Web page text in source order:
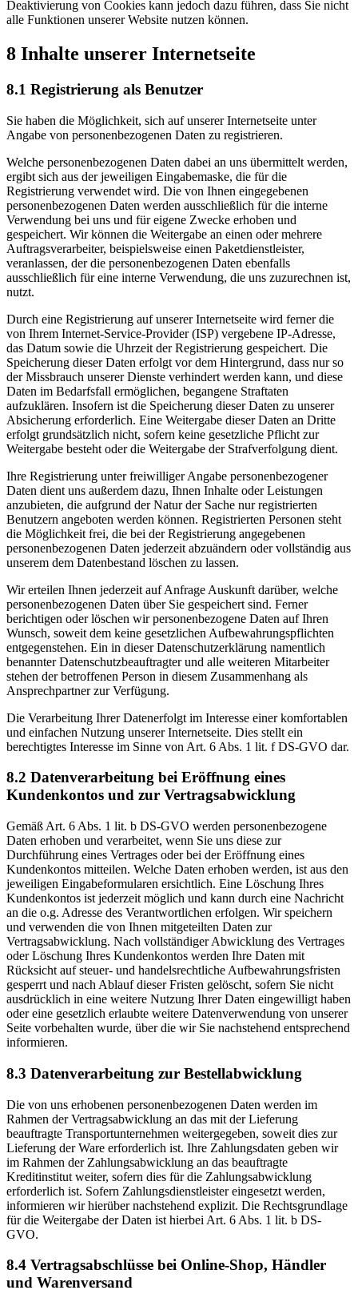
Deaktivierung von Cookies kann jedoch dazu führen, dass Sie nicht
alle Funktionen unserer Website nutzen können.
8 Inhalte unserer Internetseite
8.1 Registrierung als Benutzer
Sie haben die Möglichkeit, sich auf unserer Internetseite unter
Angabe von personenbezogenen Daten zu registrieren.
Welche personenbezogenen Daten dabei an uns übermittelt werden,
ergibt sich aus der jeweiligen Eingabemaske, die für die
Registrierung verwendet wird. Die von Ihnen eingegebenen
personenbezogenen Daten werden ausschließlich für die interne
Verwendung bei uns und für eigene Zwecke erhoben und
gespeichert. Wir können die Weitergabe an einen oder mehrere
Auftragsverarbeiter, beispielsweise einen Paketdienstleister,
veranlassen, der die personenbezogenen Daten ebenfalls
ausschließlich für eine interne Verwendung, die uns zuzurechnen ist,
nutzt.
Durch eine Registrierung auf unserer Internetseite wird ferner die
von Ihrem Internet-Service-Provider (ISP) vergebene IP-Adresse,
das Datum sowie die Uhrzeit der Registrierung gespeichert. Die
Speicherung dieser Daten erfolgt vor dem Hintergrund, dass nur so
der Missbrauch unserer Dienste verhindert werden kann, und diese
Daten im Bedarfsfall ermöglichen, begangene Straftaten
aufzuklären. Insofern ist die Speicherung dieser Daten zu unserer
Absicherung erforderlich. Eine Weitergabe dieser Daten an Dritte
erfolgt grundsätzlich nicht, sofern keine gesetzliche Pflicht zur
Weitergabe besteht oder die Weitergabe der Strafverfolgung dient.
Ihre Registrierung unter freiwilliger Angabe personenbezogener
Daten dient uns außerdem dazu, Ihnen Inhalte oder Leistungen
anzubieten, die aufgrund der Natur der Sache nur registrierten
Benutzern angeboten werden können. Registrierten Personen steht
die Möglichkeit frei, die bei der Registrierung angegebenen
personenbezogenen Daten jederzeit abzuändern oder vollständig aus
unserem dem Datenbestand löschen zu lassen.
Wir erteilen Ihnen jederzeit auf Anfrage Auskunft darüber, welche
personenbezogenen Daten über Sie gespeichert sind. Ferner
berichtigen oder löschen wir personenbezogene Daten auf Ihren
Wunsch, soweit dem keine gesetzlichen Aufbewahrungspflichten
entgegenstehen. Ein in dieser Datenschutzerklärung namentlich
benannter Datenschutzbeauftragter und alle weiteren Mitarbeiter
stehen der betroffenen Person in diesem Zusammenhang als
Ansprechpartner zur Verfügung.
Die Verarbeitung Ihrer Datenerfolgt im Interesse einer komfortablen
und einfachen Nutzung unserer Internetseite. Dies stellt ein
berechtigtes Interesse im Sinne von Art. 6 Abs. 1 lit. f DS-GVO dar.
8.2 Datenverarbeitung bei Eröffnung eines
Kundenkontos und zur Vertragsabwicklung
Gemäß Art. 6 Abs. 1 lit. b DS-GVO werden personenbezogene
Daten erhoben und verarbeitet, wenn Sie uns diese zur
Durchführung eines Vertrages oder bei der Eröffnung eines
Kundenkontos mitteilen. Welche Daten erhoben werden, ist aus den
jeweiligen Eingabeformularen ersichtlich. Eine Löschung Ihres
Kundenkontos ist jederzeit möglich und kann durch eine Nachricht
an die o.g. Adresse des Verantwortlichen erfolgen. Wir speichern
und verwenden die von Ihnen mitgeteilten Daten zur
Vertragsabwicklung. Nach vollständiger Abwicklung des Vertrages
oder Löschung Ihres Kundenkontos werden Ihre Daten mit
Rücksicht auf steuer- und handelsrechtliche Aufbewahrungsfristen
gesperrt und nach Ablauf dieser Fristen gelöscht, sofern Sie nicht
ausdrücklich in eine weitere Nutzung Ihrer Daten eingewilligt haben
oder eine gesetzlich erlaubte weitere Datenverwendung von unserer
Seite vorbehalten wurde, über die wir Sie nachstehend entsprechend
informieren.
8.3 Datenverarbeitung zur Bestellabwicklung
Die von uns erhobenen personenbezogenen Daten werden im
Rahmen der Vertragsabwicklung an das mit der Lieferung
beauftragte Transportunternehmen weitergegeben, soweit dies zur
Lieferung der Ware erforderlich ist. Ihre Zahlungsdaten geben wir
im Rahmen der Zahlungsabwicklung an das beauftragte
Kreditinstitut weiter, sofern dies für die Zahlungsabwicklung
erforderlich ist. Sofern Zahlungsdienstleister eingesetzt werden,
informieren wir hierüber nachstehend explizit. Die Rechtsgrundlage
für die Weitergabe der Daten ist hierbei Art. 6 Abs. 1 lit. b DS-
GVO.
8.4 Vertragsabschlüsse bei Online-Shop, Händler
und Warenversand